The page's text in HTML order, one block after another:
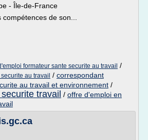
- Île-de-France
de son...
formateur sante securite au travail /
au travail / correspondant
au travail et environnement /
travail / offre d'emploi en